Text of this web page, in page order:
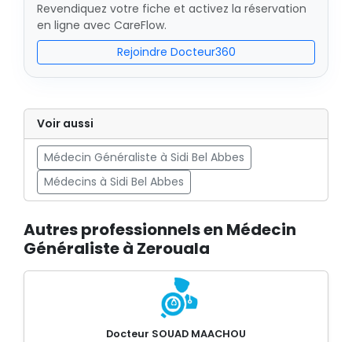
Revendiquez votre fiche et activez la réservation
en ligne avec CareFlow.
Rejoindre Docteur360
Voir aussi
Médecin Généraliste à Sidi Bel Abbes
Médecins à Sidi Bel Abbes
Autres professionnels en Médecin
Généraliste à Zerouala
Docteur SOUAD MAACHOU